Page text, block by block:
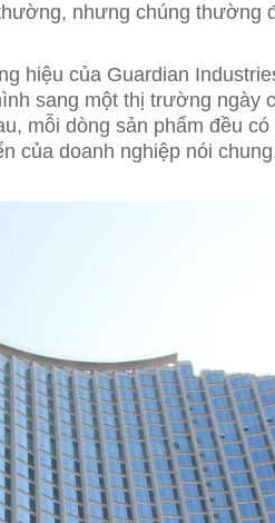
nhưng chúng thường
hiệu của Guardian
sang một thị trường
mỗi dòng sản phẩm đều
của doanh nghiệp nói